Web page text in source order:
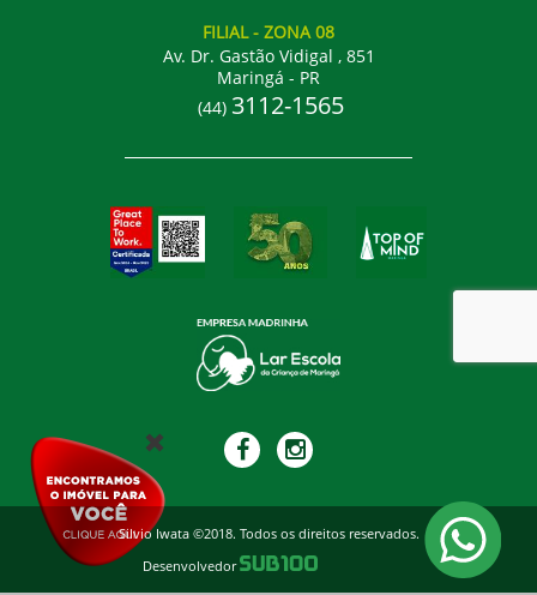
FILIAL- ZONA 08
Av. Dr. Gastão Vidigal , 851
Maringá - PR
(44) 3112-1565
Silvio Iwata ©2018. Todos os direitos reservados.
Desenvolvedor